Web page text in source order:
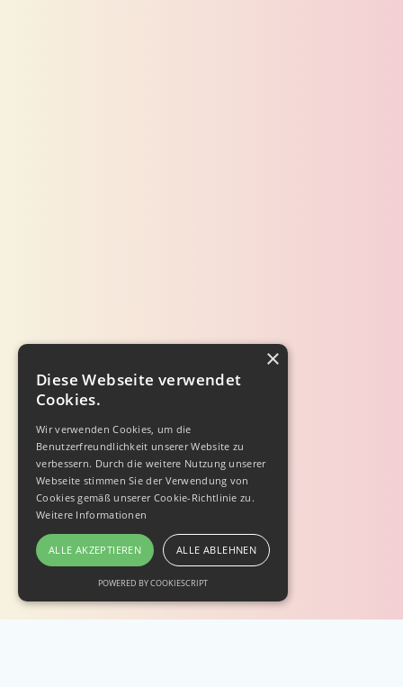
×
Diese Webseite verwendet
Cookies.
Wir verwenden Cookies, um die
Benutzerfreundlichkeit unserer Website zu
verbessern. Durch die weitere Nutzung unserer
Webseite stimmen Sie der Verwendung von
Cookies gemäß unserer Cookie-Richtlinie zu.
Weitere Informationen
ALLE AKZEPTIEREN ALLE ABLEHNEN
POWERED BY COOKIESCRIPT